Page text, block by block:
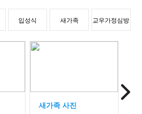
입성식 새가족 교우가정심방
새가족 사진